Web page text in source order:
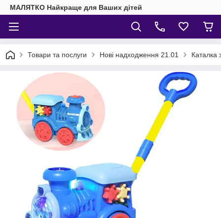
МАЛЯТКО Найкраще для Ваших дітей
Товари та послуги Нові надходження 21.01 Каталка